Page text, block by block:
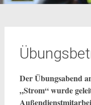
Der Übungsabend
„Strom“ wurde